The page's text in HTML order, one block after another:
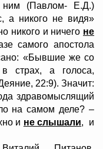
(Павлом- Е.Д.)
а никого не видя»
никого и ничего не
самого апостола
«Бывшие же со
страх, а голоса,
22:9). Значит:
здравомыслящий
на самом деле? –
и не слышали, и